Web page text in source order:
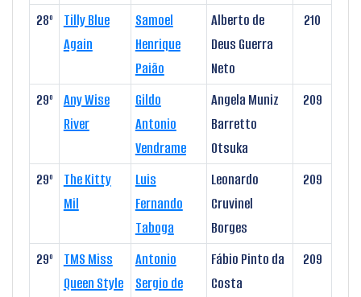
28º
Tilly Blue
Again
Samoel
Henrique
Paião
Alberto de
Deus Guerra
Neto
210
29º Any Wise
River
Gildo
Antonio
Vendrame
Angela Muniz
Barretto
Otsuka
209
29º
The Kitty
Mil
Luis
Fernando
Taboga
Leonardo
Cruvinel
Borges
209
29º
TMS Miss
Queen Style
Antonio
Sergio de
Fábio Pinto da
Costa
209